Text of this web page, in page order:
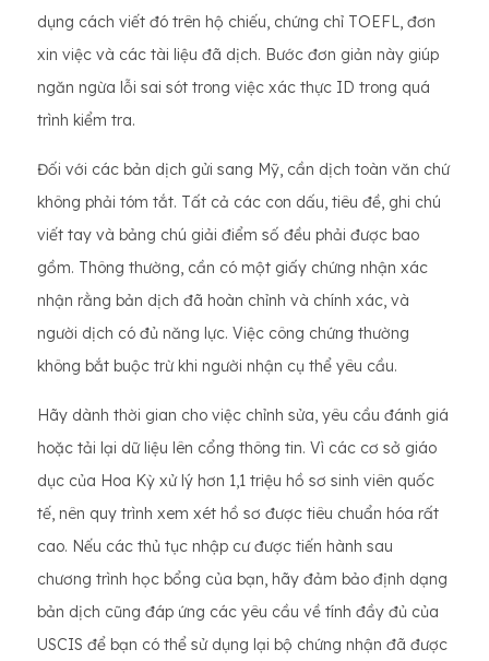
dụng cách viết đó trên hộ chiếu, chứng chỉ TOEFL, đơn
xin việc và các tài liệu đã dịch. Bước đơn giản này giúp
ngăn ngừa lỗi sai sót trong việc xác thực ID trong quá
trình kiểm tra.
Đối với các bản dịch gửi sang Mỹ, cần dịch toàn văn chứ
không phải tóm tắt. Tất cả các con dấu, tiêu đề, ghi chú
viết tay và bảng chú giải điểm số đều phải được bao
gồm. Thông thường, cần có một giấy chứng nhận xác
nhận rằng bản dịch đã hoàn chỉnh và chính xác, và
người dịch có đủ năng lực. Việc công chứng thường
không bắt buộc trừ khi người nhận cụ thể yêu cầu.
Hãy dành thời gian cho việc chỉnh sửa, yêu cầu đánh giá
hoặc tải lại dữ liệu lên cổng thông tin. Vì các cơ sở giáo
dục của Hoa Kỳ xử lý hơn 1,1 triệu hồ sơ sinh viên quốc
tế, nên quy trình xem xét hồ sơ được tiêu chuẩn hóa rất
cao. Nếu các thủ tục nhập cư được tiến hành sau
chương trình học bổng của bạn, hãy đảm bảo định dạng
bản dịch cũng đáp ứng các yêu cầu về tính đầy đủ của
USCIS để bạn có thể sử dụng lại bộ chứng nhận đã được